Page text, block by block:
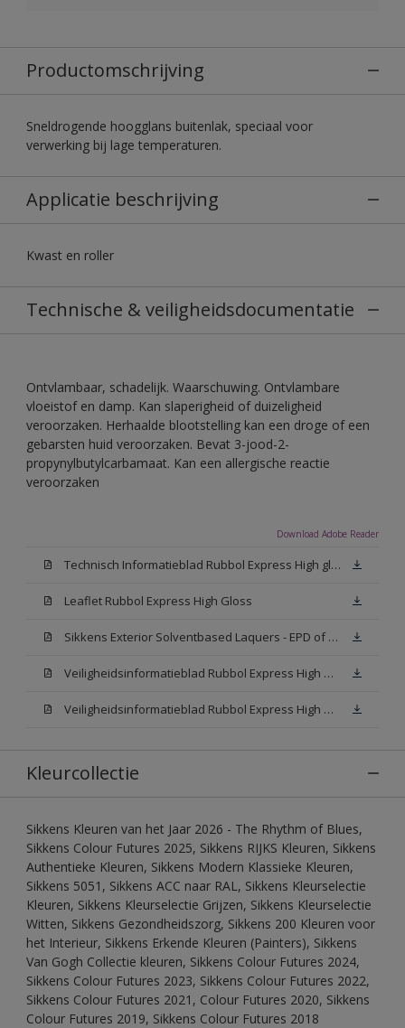
Productomschrijving
Sneldrogende hoogglans buitenlak, speciaal voor
verwerking bij lage temperaturen.
Applicatie beschrijving
Kwast en roller
Technische & veiligheidsdocumentatie
Ontvlambaar, schadelijk. Waarschuwing. Ontvlambare
vloeistof en damp. Kan slaperigheid of duizeligheid
veroorzaken. Herhaalde blootstelling kan een droge of een
gebarsten huid veroorzaken. Bevat 3-jood-2-
propynylbutylcarbamaat. Kan een allergische reactie
veroorzaken
Download Adobe Reader
Technisch Informatieblad Rubbol Express High gloss (New Livery) (PDF)
Leaflet Rubbol Express High Gloss
Sikkens Exterior Solventbased Laquers - EPD of Milieuproductverklaring
Veiligheidsinformatieblad Rubbol Express High Gloss W05 (MSDS)
Veiligheidsinformatieblad Rubbol Express High Gloss N00 (MSDS)
Kleurcollectie
Sikkens Kleuren van het Jaar 2026 - The Rhythm of Blues,
Sikkens Colour Futures 2025, Sikkens RIJKS Kleuren, Sikkens
Authentieke Kleuren, Sikkens Modern Klassieke Kleuren,
Sikkens 5051, Sikkens ACC naar RAL, Sikkens Kleurselectie
Kleuren, Sikkens Kleurselectie Grijzen, Sikkens Kleurselectie
Witten, Sikkens Gezondheidszorg, Sikkens 200 Kleuren voor
het Interieur, Sikkens Erkende Kleuren (Painters), Sikkens
Van Gogh Collectie kleuren, Sikkens Colour Futures 2024,
Sikkens Colour Futures 2023, Sikkens Colour Futures 2022,
Sikkens Colour Futures 2021, Colour Futures 2020, Sikkens
Colour Futures 2019, Sikkens Colour Futures 2018